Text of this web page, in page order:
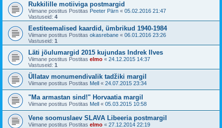
Rukkilille motiiviga postmargid
Viimane postitus Postitas Peeter Pärn « 05.02.2016 21:47
Vastuseid: 4
Eestiteemalised kaardid, ümbrikud 1940-1984
Viimane postitus Postitas okasrebane « 06.01.2016 23:26
Vastuseid: 1
Läti jõulumargid 2015 kujundas Indrek Ilves
Viimane postitus Postitas elmo « 24.12.2015 14:37
Vastuseid: 1
Üllatav monumendivalik tadžiki margil
Viimane postitus Postitas Mell « 24.07.2015 23:34
"Ma armastan sind!" Horvaatia margil
Viimane postitus Postitas Mell « 05.03.2015 10:58
Vene soomuslaev SLAVA Libeeria postmargil
Viimane postitus Postitas elmo « 27.12.2014 22:19